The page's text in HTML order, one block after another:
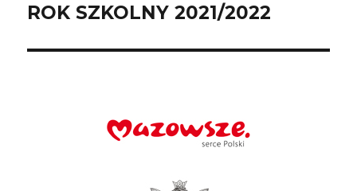
wpis:
ROK SZKOLNY 2021/2022